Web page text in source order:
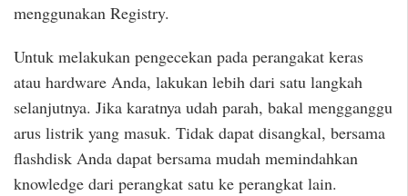
menggunakan Registry.
Untuk melakukan pengecekan pada perangakat keras
atau hardware Anda, lakukan lebih dari satu langkah
selanjutnya. Jika karatnya udah parah, bakal mengganggu
arus listrik yang masuk. Tidak dapat disangkal, bersama
flashdisk Anda dapat bersama mudah memindahkan
knowledge dari perangkat satu ke perangkat lain.